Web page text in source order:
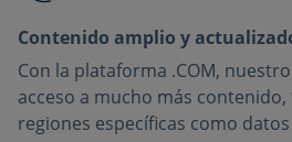
Contenido amplio y
Con la plataforma .COM,
acceso a mucho más
regiones específicas como